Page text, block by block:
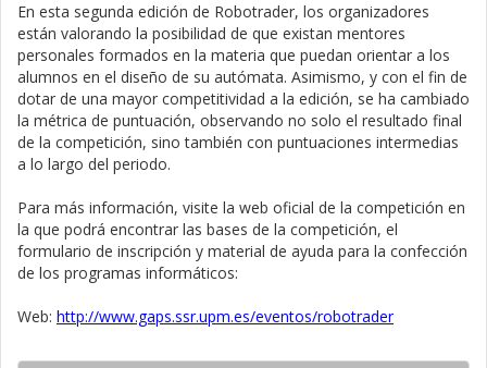
En esta segunda edición de Robotrader, los organizadores
están valorando la posibilidad de que existan mentores
personales formados en la materia que puedan orientar a los
alumnos en el diseño de su autómata. Asimismo, y con el fin de
dotar de una mayor competitividad a la edición, se ha cambiado
la métrica de puntuación, observando no solo el resultado final
de la competición, sino también con puntuaciones intermedias
a lo largo del periodo.
Para más información, visite la web oficial de la competición en
la que podrá encontrar las bases de la competición, el
formulario de inscripción y material de ayuda para la confección
de los programas informáticos:
Web: http://www.gaps.ssr.upm.es/eventos/robotrader